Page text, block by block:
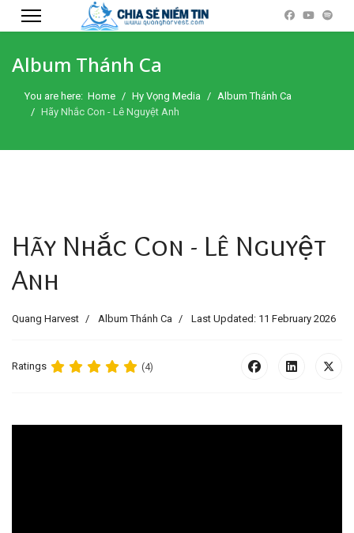
Album Thánh Ca
You are here: Home Hy Vọng Media
Album Thánh Ca
Hãy Nhắc Con - Lê Nguyệt Anh
Hãy Nhắc Con - Lê Nguyệt
Anh
Quang Harvest Album Thánh Ca Last Updated: 11 February 2026
Ratings (4)